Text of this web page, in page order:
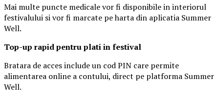
Mai multe puncte medicale vor fi disponibile in interiorul
festivalului si vor fi marcate pe harta din aplicatia Summer
Well.
Top-up rapid pentru plati in festival
Bratara de acces include un cod PIN care permite
alimentarea online a contului, direct pe platforma Summer
Well.